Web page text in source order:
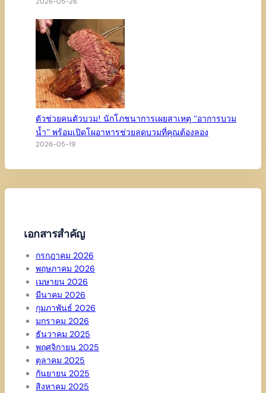
ตัวช่วยคนตัวบวม! นักโภชนาการเผยสาเหตุ “อาการบวม
น้ำ” พร้อมเปิดโผอาหารช่วยลดบวมที่คุณต้องลอง
2026-05-19
เอกสารสำคัญ
กรกฎาคม 2026
พฤษภาคม 2026
เมษายน 2026
มีนาคม 2026
กุมภาพันธ์ 2026
มกราคม 2026
ธันวาคม 2025
พฤศจิกายน 2025
ตุลาคม 2025
กันยายน 2025
สิงหาคม 2025